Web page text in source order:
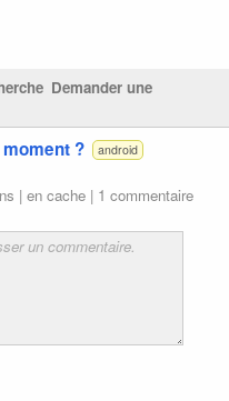
Demander une
?
android
| en cache | 1 commentaire